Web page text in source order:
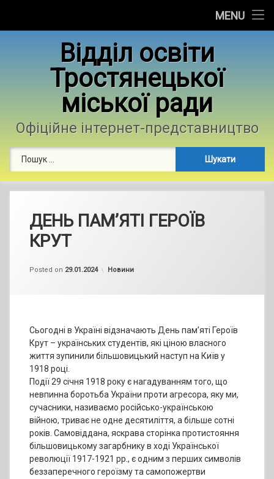
MENU
Контакти
Фотогалерея
Відділ освіти
Тростянецької
міської ради
Офіційне інтернет-представництво
ДЕНЬ ПАМ’ЯТІ ГЕРОЇВ
КРУТ
Posted on 29.01.2024
by
Categories:
Новини
Сьогодні в Україні відзначають День пам’яті Героїв
Крут – українських студентів, які ціною власного
життя зупинили більшовицький наступ на Київ у
1918 році.
Події 29 січня 1918 року є нагадуванням того, що
невпинна боротьба України проти агресора, яку ми,
сучасники, називаємо російсько-українською
війною, триває не одне десятиліття, а більше сотні
років. Самовіддана, яскрава сторінка протистояння
більшовицькому загарбнику в ході Української
революції 1917-1921 рр., є одним з перших символів
беззаперечного героїзму та самопожертви